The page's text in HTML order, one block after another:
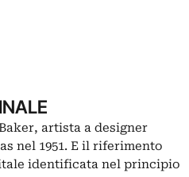
artista a designer
nel 1951. E il riferimento
identificata nel principio